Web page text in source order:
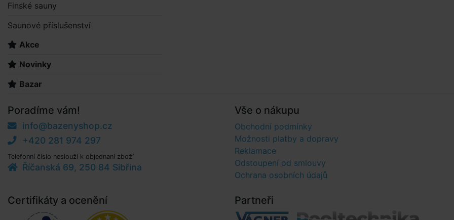
Finské sauny
Saunové příslušenství
Akce
Novinky
Bazar
Poradíme vám!
info@bazenyshop.cz
+420 281 974 297
Telefonní číslo neslouží k objednaní zboží
Říčanská 69, 250 84 Sibřina
Vše o nákupu
Obchodní podmínky
Možnosti platby a dopravy
Reklamace
Odstoupení od smlouvy
Ochrana osobních údajů
Certifikáty a ocenění Partneři